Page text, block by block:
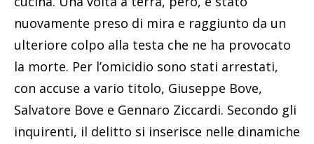
nuovamente preso di mira e raggiunto da un
ulteriore colpo alla testa che ne ha provocato
la morte. Per l’omicidio sono stati arrestati,
con accuse a vario titolo, Giuseppe Bove,
Salvatore Bove e Gennaro Ziccardi. Secondo gli
inquirenti, il delitto si inserisce nelle dinamiche